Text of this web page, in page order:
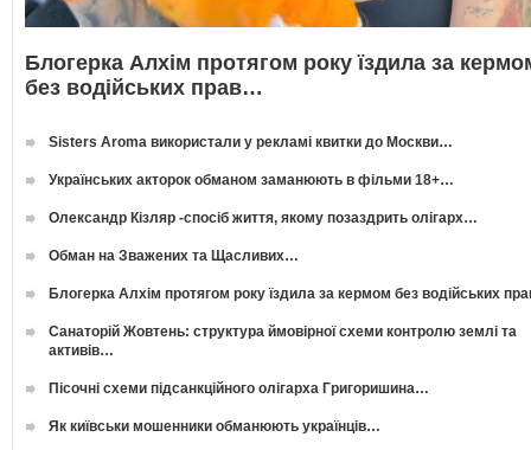
Блогерка Алхім протягом року їздила за
без водійських прав…
Sisters Aroma використали у рекламі квитки до Москви…
Українських акторок обманом заманюють в фільми 18+…
Олександр Кізляр -спосіб життя, якому позаздрить олігарх…
Обман на Зважених та Щасливих…
Блогерка Алхім протягом року їздила за кермом без водійських
Санаторій Жовтень: структура ймовірної схеми контролю землі та
активів…
Пісочні схеми підсанкційного олігарха Григоришина…
Як київськи мошенники обманюють українців…